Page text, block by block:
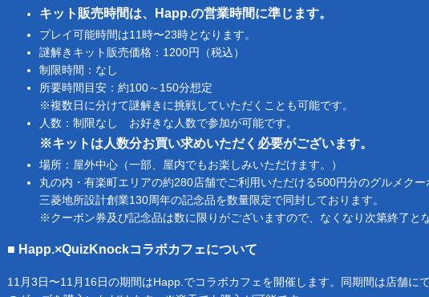
キット販売時間は、Happ.の営業時間に準じます。
プレイ可能時間は11時〜23時となります。
謎解きキット販売価格：1200円（税込）
制限時間：なし
所要時間目安：約100～150分想定
※複数日に分けて謎解きに挑戦していただくことも可能です。
人数：制限なし お好きな人数で参加が可能です。
※キットは人数分お買い求めいただく必要がございます。
場所：屋外中心（一部、屋内でもお楽しみいただけます。）
丸の内・有楽町エリアの約280店舗でご利用いただける500円分のグルメクー
三菱地所設計創業130周年の記念品を数量限定で同封しております。
※クーポン券及び記念品は数に限りがございますので、なくなり次第終了と
■ Happ.×QuizKnockコラボカフェについて
11月3日〜11月16日の期間はHapp.でコラボカフェを開催します。同期間は店舗に